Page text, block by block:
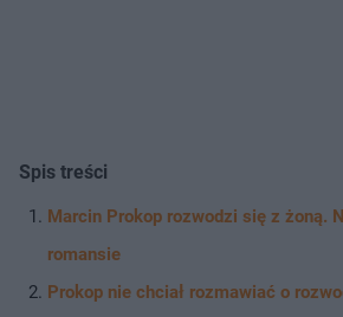
Spis treści
Marcin Prokop rozwodzi się z żoną.
romansie
Prokop nie chciał rozmawiać o